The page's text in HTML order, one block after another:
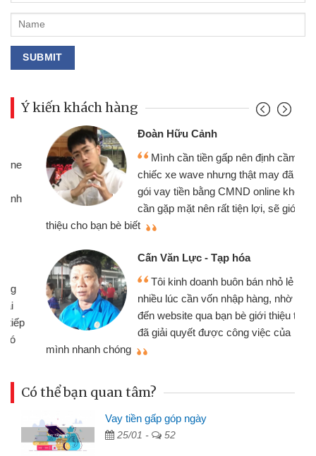
Ý kiến khách hàng
Đoàn Hữu Cảnh
Mình cần tiền gấp nên định cầm cố
chiếc xe wave nhưng thật may đã có
gói vay tiền bằng CMND online không
cần gặp mặt nên rất tiện lợi, sẽ giới
thiệu cho bạn bè biết
Cấn Văn Lực - Tạp hóa
Tôi kinh doanh buôn bán nhỏ lẻ
nhiều lúc cần vốn nhập hàng, nhờ biết
đến website qua bạn bè giới thiệu tôi
đã giải quyết được công việc của
mình nhanh chóng
Có thể bạn quan tâm?
Vay tiền gấp góp ngày
25/01 - 52